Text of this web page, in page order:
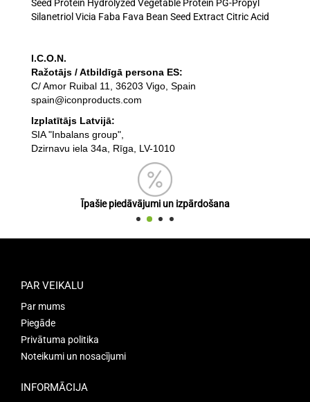
Seed Protein Hydrolyzed Vegetable Protein PG-Propyl
Silanetriol Vicia Faba Fava Bean Seed Extract Citric Acid
I.C.O.N.
Ražotājs / Atbildīgā persona ES:
C/ Amor Ruibal 11, 36203 Vigo, Spain
spain@iconproducts.com
Izplatītājs Latvijā:
SIA "Inbalans group",
Dzirnavu iela 34a, Rīga, LV-1010
Īpašie piedāvājumi un izpārdošana
PAR VEIKALU
Par mums
Piegāde
Privātuma politika
Noteikumi un nosacījumi
INFORMĀCIJA